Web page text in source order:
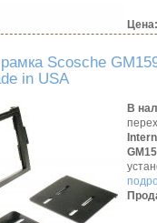
Цена:
Scosche
in USA
В